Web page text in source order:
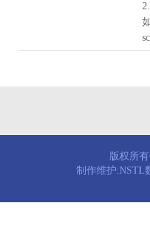
2.
如需
版权所
制作维护:NSTL